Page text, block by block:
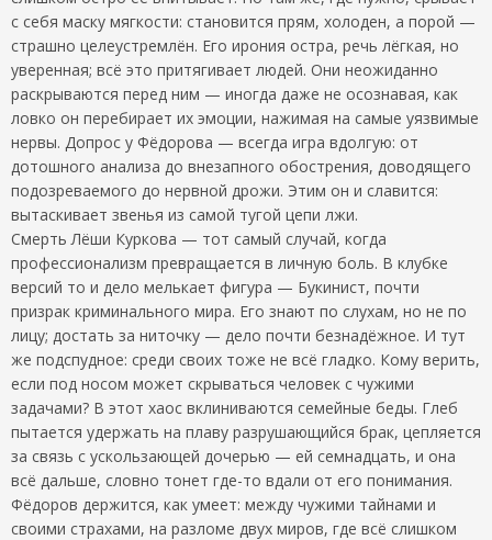
с себя маску мягкости: становится прям, холоден, а порой —
страшно целеустремлён. Его ирония остра, речь лёгкая, но
уверенная; всё это притягивает людей. Они неожиданно
раскрываются перед ним — иногда даже не осознавая, как
ловко он перебирает их эмоции, нажимая на самые уязвимые
нервы. Допрос у Фёдорова — всегда игра вдолгую: от
дотошного анализа до внезапного обострения, доводящего
подозреваемого до нервной дрожи. Этим он и славится:
вытаскивает звенья из самой тугой цепи лжи.
Смерть Лёши Куркова — тот самый случай, когда
профессионализм превращается в личную боль. В клубке
версий то и дело мелькает фигура — Букинист, почти
призрак криминального мира. Его знают по слухам, но не по
лицу; достать за ниточку — дело почти безнадёжное. И тут
же подспудное: среди своих тоже не всё гладко. Кому верить,
если под носом может скрываться человек с чужими
задачами? В этот хаос вклиниваются семейные беды. Глеб
пытается удержать на плаву разрушающийся брак, цепляется
за связь с ускользающей дочерью — ей семнадцать, и она
всё дальше, словно тонет где-то вдали от его понимания.
Фёдоров держится, как умеет: между чужими тайнами и
своими страхами, на разломе двух миров, где всё слишком